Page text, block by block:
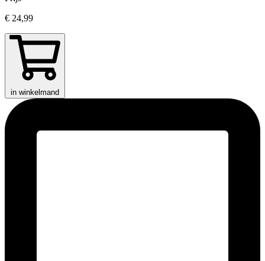
€ 24,99
in winkelmand